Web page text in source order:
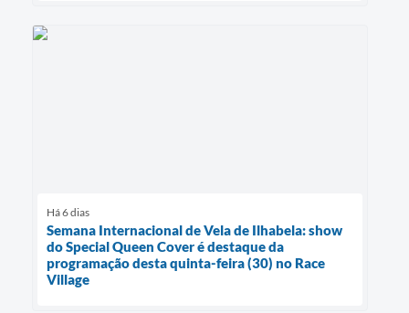
Há 6 dias
Semana Internacional de Vela de Ilhabela: show
do Special Queen Cover é destaque da
programação desta quinta-feira (30) no Race
Village